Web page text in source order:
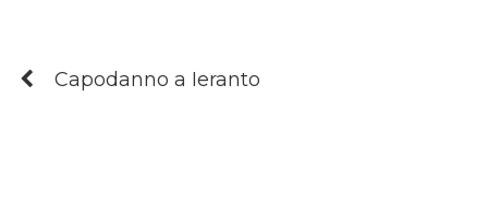
Capodanno a Ieranto